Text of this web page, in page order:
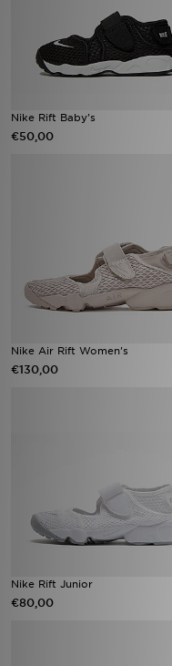
Nike Rift Baby's
€50,00
Nike Air Rift Women's
€130,00
Nike Rift Junior
€80,00